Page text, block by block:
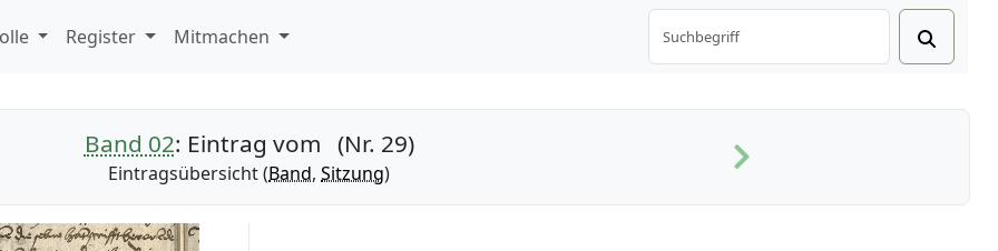
Register Mitmachen
Band 02: Eintrag vom (Nr. 29)
Eintragsübersicht (Band,Sitzung)